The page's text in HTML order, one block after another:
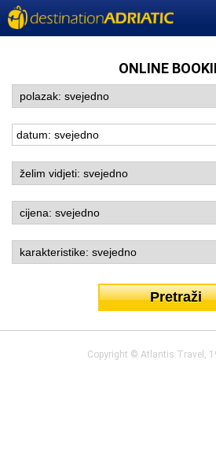
ONLINE
Copyright © Atlantis Travel ,